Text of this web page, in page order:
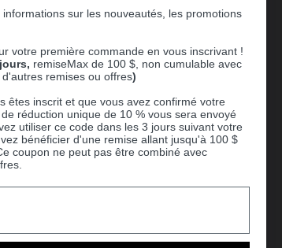
sur les nouveautés, les promotions
votre première commande en vous inscrivant !
remiseMax de 100 $, non cumulable avec
d'autres remises ou offres)
êtes inscrit et que vous avez confirmé votre
réduction unique de 10 % vous sera envoyé
utiliser ce code dans les 3 jours suivant votre
bénéficier d'une remise allant jusqu'à 100 $
coupon ne peut pas être combiné avec